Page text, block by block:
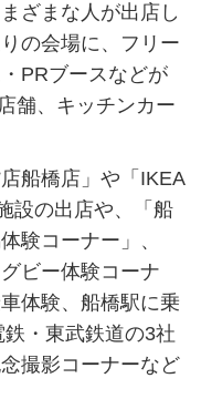
ざまな人が出店し
の会場に、フリー
PRブースなどが
舗、キッチンカー
船橋店」や「IKEA
設の出店や、「船
験コーナー」、
ビー体験コーナ
体験、船橋駅に乗
・東武鉄道の3社
撮影コーナーなど